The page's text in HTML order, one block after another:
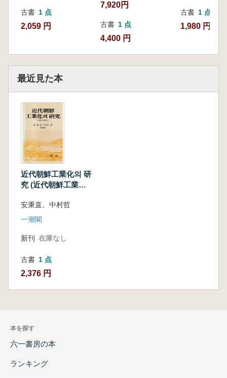
古書 1 点
2,059 円
7,920円
古書 1 点
4,400 円
古書 1 点
1,980 円
最近見た本
近代朝鮮工業化의 研
究 (近代朝鮮工業化
1945年
安秉直、中村哲
一潮閣
新刊 在庫なし
古書 1 点
2,376 円
本を探す
六一書房の本
ランキング